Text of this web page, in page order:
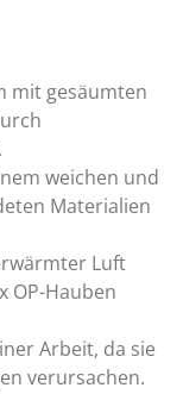
mit gesäumten
weichen und
Materialien
Luft
OP-Hauben
Arbeit, da sie
verursachen.